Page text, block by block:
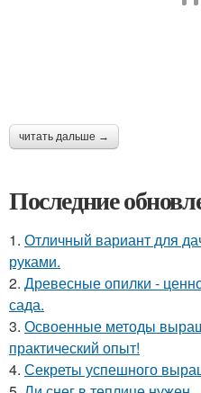
читать дальше →
Последние
1. Отличный вариант для
руками.
2. Древесные опилки -
сада.
3. Освоенные методы
практический опыт!
4. Секреты успешного